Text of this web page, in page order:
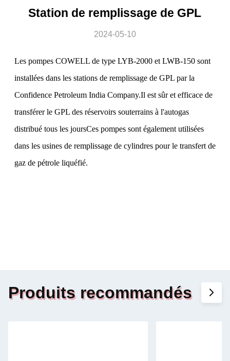
Station de remplissage de GPL
2024-05-10
Les pompes COWELL de type LYB-2000 et LWB-150 sont
installées dans les stations de remplissage de GPL par la
Confidence Petroleum India Company.Il est sûr et efficace de
transférer le GPL des réservoirs souterrains à l'autogas
distribué tous les joursCes pompes sont également utilisées
dans les usines de remplissage de cylindres pour le transfert de
gaz de pétrole liquéfié.
Produits recommandés